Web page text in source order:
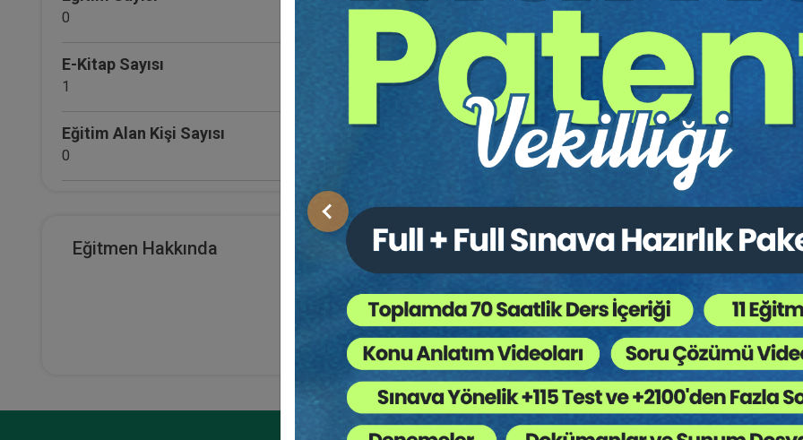
Önceki
0
E-Kitap Sayısı
1
Eğitim Alan Kişi Sayısı
0
Türk İş Güvencesi Hu..
Av. Damla ÇOLAK YOKUŞ
150 TL
90 TL
Sepete Ekle
Eğitmen Hakkında